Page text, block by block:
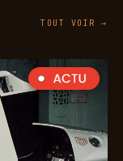
TOUT VOIR →